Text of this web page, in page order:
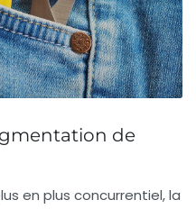
de
en plus concurrentiel, la